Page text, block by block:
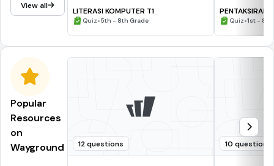
View all
LITERASI KOMPUTER T1
Quiz•5th - 8th Grade
PENTAKSIRAN
Quiz•1st - 8th
Popular
Resources
on
Wayground
12 questions 10 questions